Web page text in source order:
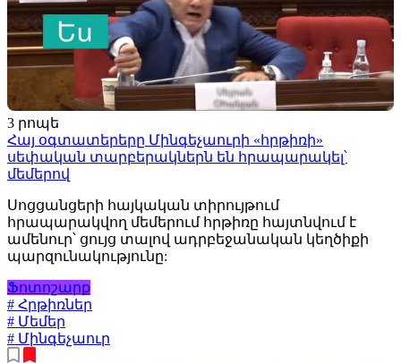
3 րոպե
Հայ օգտատերերը Մինգեչաուրի «հրթիռի»
սեփական տարբերակներն են հրապարակել՝
մեմերով
Սոցցանցերի հայկական տիրույթում
հրապարակվող մեմերում հրթիռը հայտնվում է
ամենուր՝ ցույց տալով ադրբեջանական կեղծիքի
պարզունակությունը:
Ֆոտոշարք
# Հրթիռներ
# Մեմեր
# Մինգեչաուր